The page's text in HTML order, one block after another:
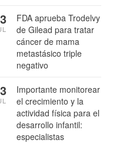
FDA aprueba Trodelvy
de Gilead para tratar
cáncer de mama
metastásico triple
negativo
Importante monitorear
el crecimiento y la
actividad física para el
desarrollo infantil:
especialistas